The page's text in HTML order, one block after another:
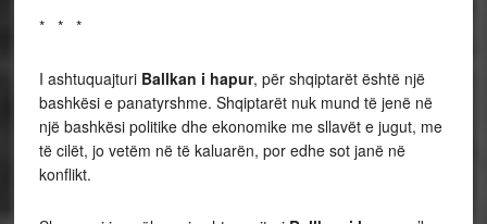
* * *
I ashtuquajturi Ballkan i hapur, për shqiptarët është një
bashkësi e panatyrshme. Shqiptarët nuk mund të jenë në
një bashkësi politike dhe ekonomike me sllavët e jugut, me
të cilët, jo vetëm në të kaluarën, por edhe sot janë në
konflikt.